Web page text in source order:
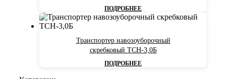
ПОДРОБНЕЕ
Транспортер навозоуборочный
скребковый ТСН-3,0Б
ПОДРОБНЕЕ